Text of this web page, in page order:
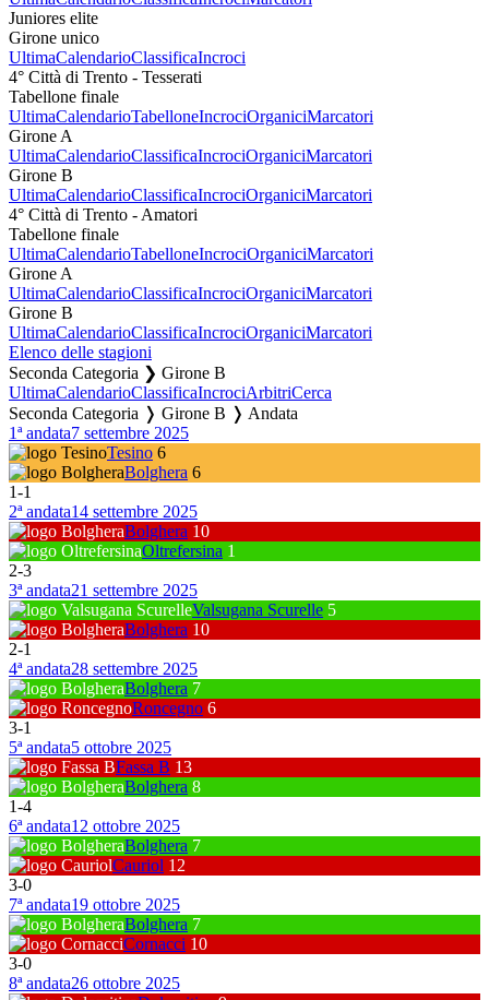
Juniores elite
Girone unico
UltimaCalendarioClassificaIncroci
4° Città di Trento - Tesserati
Tabellone finale
UltimaCalendarioTabelloneIncrociOrganiciMarcatori
Girone A
UltimaCalendarioClassificaIncrociOrganiciMarcatori
Girone B
UltimaCalendarioClassificaIncrociOrganiciMarcatori
4° Città di Trento - Amatori
Tabellone finale
UltimaCalendarioTabelloneIncrociOrganiciMarcatori
Girone A
UltimaCalendarioClassificaIncrociOrganiciMarcatori
Girone B
UltimaCalendarioClassificaIncrociOrganiciMarcatori
Elenco delle stagioni
Seconda Categoria ❯ Girone B
UltimaCalendarioClassificaIncrociArbitriCerca
Seconda Categoria ❭ Girone B ❭ Andata
1ª andata7 settembre 2025
Tesino 6
Bolghera 6
1-1
2ª andata14 settembre 2025
Bolghera 10
Oltrefersina 1
2-3
3ª andata21 settembre 2025
Valsugana Scurelle 5
Bolghera 10
2-1
4ª andata28 settembre 2025
Bolghera 7
Roncegno 6
3-1
5ª andata5 ottobre 2025
Fassa B 13
Bolghera 8
1-4
6ª andata12 ottobre 2025
Bolghera 7
Cauriol 12
3-0
7ª andata19 ottobre 2025
Bolghera 7
Cornacci 10
3-0
8ª andata26 ottobre 2025